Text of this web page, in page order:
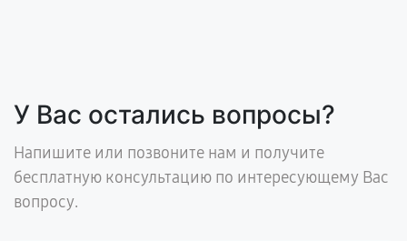
У Вас остались вопросы?
Напишите или позвоните нам и получите
бесплатную консультацию по интересующему Вас
вопросу.